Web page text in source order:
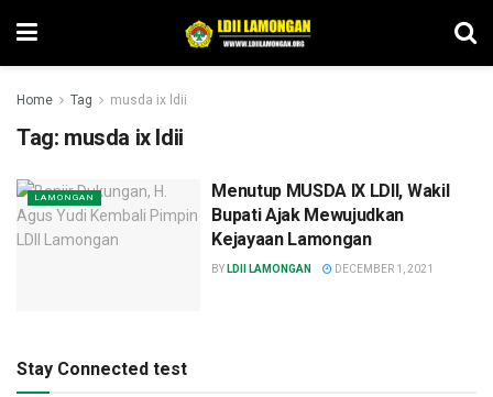
Home Tag musda ix ldii
Tag: musda ix ldii
LAMONGAN
Menutup MUSDA IX LDII, Wakil
Bupati Ajak Mewujudkan
Kejayaan Lamongan
BY LDII LAMONGAN DECEMBER 1, 2021
Stay Connected test